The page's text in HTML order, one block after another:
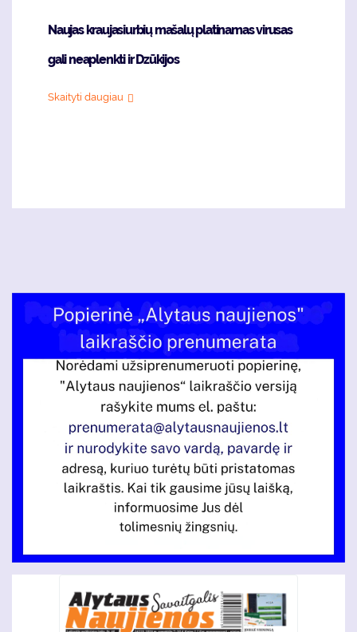
Naujas kraujasiurbių mašalų platinamas virusas
gali neaplenkti ir Dzūkijos
Skaityti daugiau